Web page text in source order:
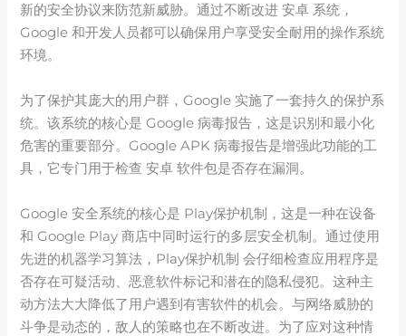
新的安全协议来防范新威胁。通过不断改进 安卓 系统，
Google 和开发人员都可以确保用户享受安全耐用的操作系统
环境。
为了保护其庞大的用户群，Google 实施了一套持久的保护系
统。该系统的核心是 Google 病毒报告，这是识别和最小化
危害的重要部分。Google APK 病毒报告是增强此功能的工
具，它专门用于检查 安卓 软件包是否存在漏洞。
Google 安全系统的核心是 Play保护机制，这是一种在设备
和 Google Play 商店中同时运行的多层安全机制。通过使用
先进的机器学习算法，Play保护机制 会仔细检查应用程序是
否存在可疑活动、恶意软件标记和潜在的隐私侵犯。这种主
动方法大大降低了用户遇到有害软件的机会。与网络威胁的
斗争是动态的，敌人的策略也在不断改进。为了应对这种情